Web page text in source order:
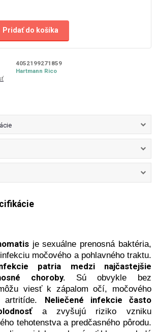
Pridať do košíka
4052199271859
Hartmann Rico
je sexuálne prenosná baktéria,
močového a pohlavného traktu.
patria medzi najčastejšie
choroby. Sú obvykle bez
viesť k zápalom očí, močového
Neliečené infekcie často
a zvyšujú riziko vzniku
tehotenstva a predčasného pôrodu.